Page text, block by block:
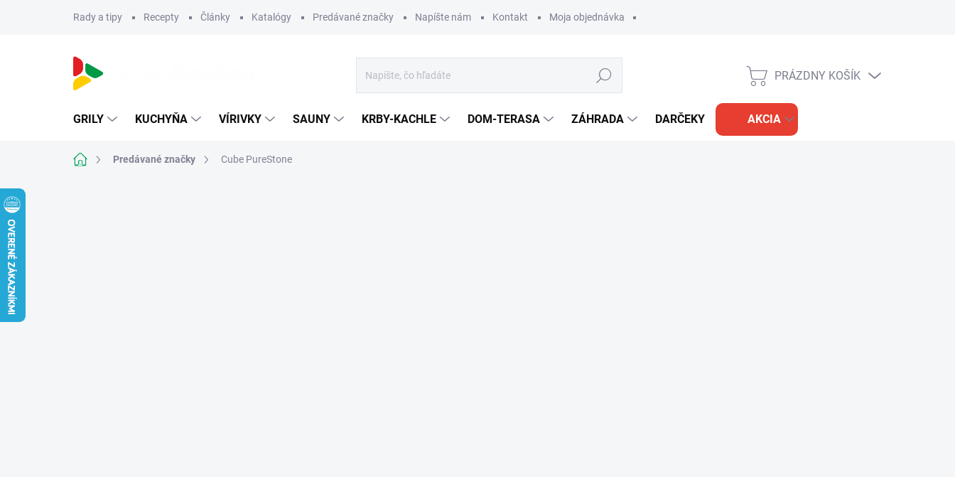
Rady a tipy Recepty Články Katalógy Predávané značky Napíšte nám Kontakt Moja objednávka
Hľadať
NÁKUPNÝ
PRÁZDNY KOŠÍK
GRILY KUCHYŇA VÍRIVKY SAUNY KRBY-KACHLE DOM-TERASA ZÁHRADA DARČEKY AKCIA
DomovPredávané značky Cube PureStone